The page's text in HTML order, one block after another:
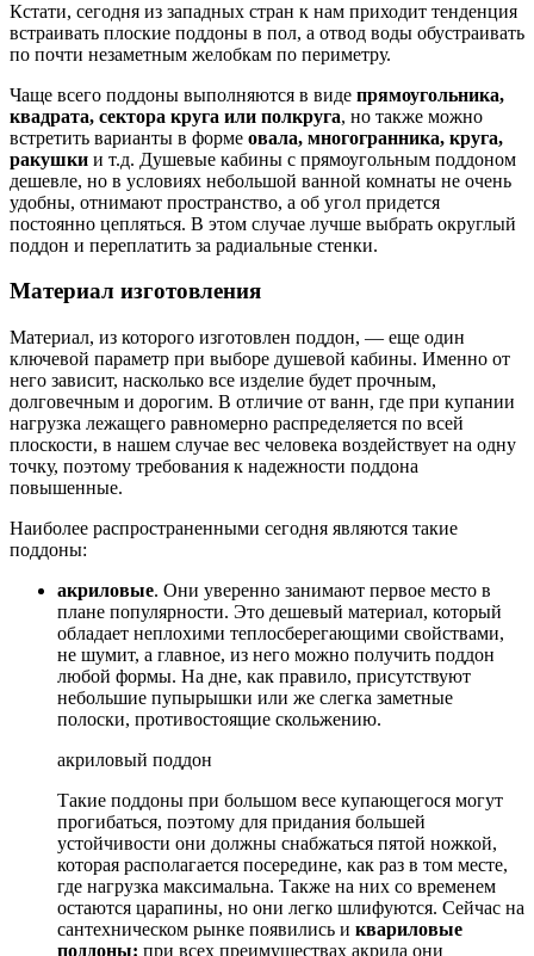
Кстати, сегодня из западных стран к нам приходит тенденция
встраивать плоские поддоны в пол, а отвод воды обустраивать
по почти незаметным желобкам по периметру.
Чаще всего поддоны выполняются в виде прямоугольника,
квадрата, сектора круга или полкруга, но также можно
встретить варианты в форме овала, многогранника, круга,
ракушки и т.д. Душевые кабины с прямоугольным поддоном
дешевле, но в условиях небольшой ванной комнаты не очень
удобны, отнимают пространство, а об угол придется
постоянно цепляться. В этом случае лучше выбрать округлый
поддон и переплатить за радиальные стенки.
Материал изготовления
Материал, из которого изготовлен поддон, — еще один
ключевой параметр при выборе душевой кабины. Именно от
него зависит, насколько все изделие будет прочным,
долговечным и дорогим. В отличие от ванн, где при купании
нагрузка лежащего равномерно распределяется по всей
плоскости, в нашем случае вес человека воздействует на одну
точку, поэтому требования к надежности поддона
повышенные.
Наиболее распространенными сегодня являются такие
поддоны:
акриловые. Они уверенно занимают первое место в
плане популярности. Это дешевый материал, который
обладает неплохими теплосберегающими свойствами,
не шумит, а главное, из него можно получить поддон
любой формы. На дне, как правило, присутствуют
небольшие пупырышки или же слегка заметные
полоски, противостоящие скольжению.
акриловый поддон
Такие поддоны при большом весе купающегося могут
прогибаться, поэтому для придания большей
устойчивости они должны снабжаться пятой ножкой,
которая располагается посередине, как раз в том месте,
где нагрузка максимальна. Также на них со временем
остаются царапины, но они легко шлифуются. Сейчас на
сантехническом рынке появились и квариловые
поддоны: при всех преимуществах акрила они